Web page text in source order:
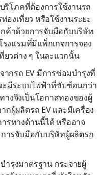
ริโภคที่ต้องการใช้งานรถ
องเที่ยว หรือใช้งานระยะ
ค้าด้วยการจับมือกับบริษัท
งแรมที่มีแพ็กเกจการจอง
ยวต่าง ๆ ในละแวกนั้น
ากรถ EV มีการซ่อมบำรุงที่
ะมีระบบไฟฟ้าที่ซับซ้อนกว่า
างจึงเป็นโอกาสทองของผู้
ผู้ผลิตรถ EV และมีเครื่อง
รทางด้านนี้ได้ หรืออาจ
ารจับมือกับบริษัทผู้ผลิตรถ
รุงมาตรฐาน กระจายผู้